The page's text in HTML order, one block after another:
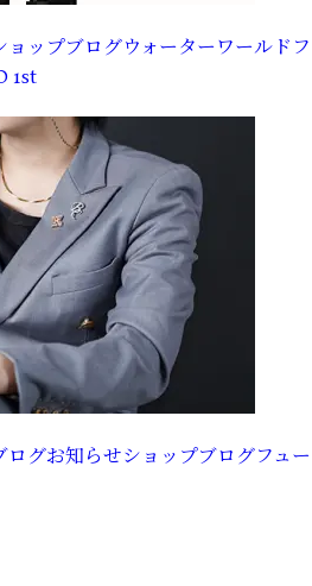
ョップブログウォーターワールドフ
1st
ログお知らせショップブログフュー